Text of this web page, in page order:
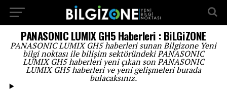
PANASONIC LUMIX GH5 Haberleri : BiLGiZONE
PANASONIC LUMIX GH5 haberleri sunan Bilgizone Yeni
bilgi noktası ile bilişim sektöründeki PANASONIC
LUMIX GH5 haberleri yeni çıkan son PANASONIC
LUMIX GH5 haberleri ve yeni gelişmeleri burada
bulacaksınız.